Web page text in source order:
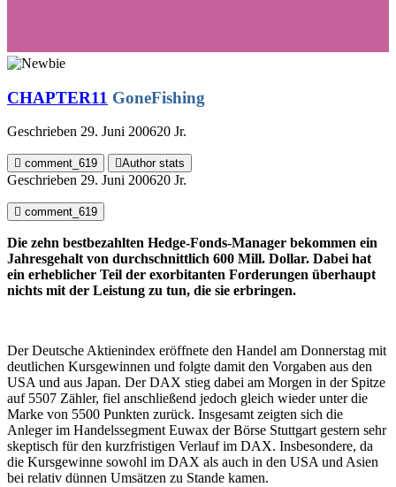
CHAPTER11 GoneFishing
Geschrieben 29. Juni 200620 Jr.
comment_619 Author stats
Geschrieben 29. Juni 200620 Jr.
comment_619
Die zehn bestbezahlten Hedge-Fonds-Manager bekommen ein
Jahresgehalt von durchschnittlich 600 Mill. Dollar. Dabei hat
ein erheblicher Teil der exorbitanten Forderungen überhaupt
nichts mit der Leistung zu tun, die sie erbringen.
Der Deutsche Aktienindex eröffnete den Handel am Donnerstag mit
deutlichen Kursgewinnen und folgte damit den Vorgaben aus den
USA und aus Japan. Der DAX stieg dabei am Morgen in der Spitze
auf 5507 Zähler, fiel anschließend jedoch gleich wieder unter die
Marke von 5500 Punkten zurück. Insgesamt zeigten sich die
Anleger im Handelssegment Euwax der Börse Stuttgart gestern sehr
skeptisch für den kurzfristigen Verlauf im DAX. Insbesondere, da
die Kursgewinne sowohl im DAX als auch in den USA und Asien
bei relativ dünnen Umsätzen zu Stande kamen.